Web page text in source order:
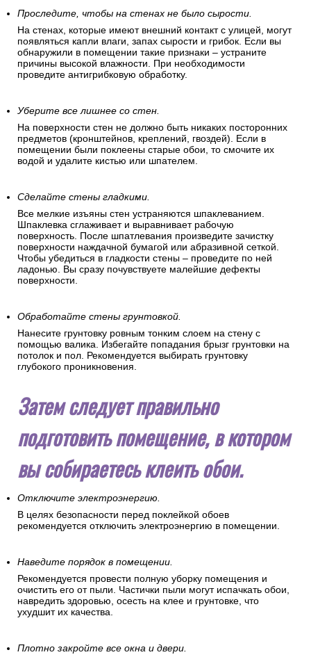
Проследите, чтобы на стенах не было сырости.
На стенах, которые имеют внешний контакт с улицей, могут
появляться капли влаги, запах сырости и грибок. Если вы
обнаружили в помещении такие признаки – устраните
причины высокой влажности. При необходимости
проведите антигрибковую обработку.
Уберите все лишнее со стен.
На поверхности стен не должно быть никаких посторонних
предметов (кронштейнов, креплений, гвоздей). Если в
помещении были поклеены старые обои, то смочите их
водой и удалите кистью или шпателем.
Сделайте стены гладкими.
Все мелкие изъяны стен устраняются шпаклеванием.
Шпаклевка сглаживает и выравнивает рабочую
поверхность. После шпатлевания произведите зачистку
поверхности наждачной бумагой или абразивной сеткой.
Чтобы убедиться в гладкости стены – проведите по ней
ладонью. Вы сразу почувствуете малейшие дефекты
поверхности.
Обработайте стены грунтовкой.
Нанесите грунтовку ровным тонким слоем на стену с
помощью валика. Избегайте попадания брызг грунтовки на
потолок и пол. Рекомендуется выбирать грунтовку
глубокого проникновения.
Затем следует правильно
подготовить помещение, в котором
вы собираетесь клеить обои.
Отключите электроэнергию.
В целях безопасности перед поклейкой обоев
рекомендуется отключить электроэнергию в помещении.
Наведите порядок в помещении.
Рекомендуется провести полную уборку помещения и
очистить его от пыли. Частички пыли могут испачкать обои,
навредить здоровью, осесть на клее и грунтовке, что
ухудшит их качества.
Плотно закройте все окна и двери.